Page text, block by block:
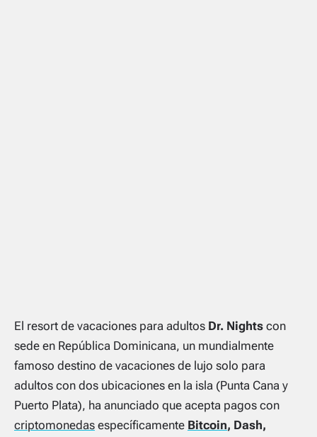
El resort de vacaciones para adultos Dr. Nights con
sede en República Dominicana, un mundialmente
famoso destino de vacaciones de lujo solo para
adultos con dos ubicaciones en la isla (Punta Cana y
Puerto Plata), ha anunciado que acepta pagos con
criptomonedas específicamente Bitcoin, Dash,